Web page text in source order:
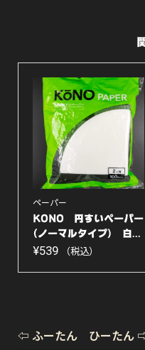
ペーパー
KONO 円すいペーパー
(ノーマルタイプ) 白...
¥539 （税込）
⇦ ふーたん ひーたん